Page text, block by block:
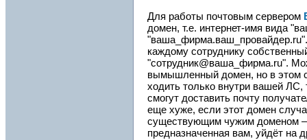
Для работы почтовым сервером
домен, т.е. интернет-имя вида
каждому сотруднику
"сотрудник@ваша_фирма.ru".
вымышленный домен, но в этом
ходить только внутри вашей
смогут доставить почту
еще хуже, если этот домен
существующим чужим доменом
предназначенная вам, уйдёт на